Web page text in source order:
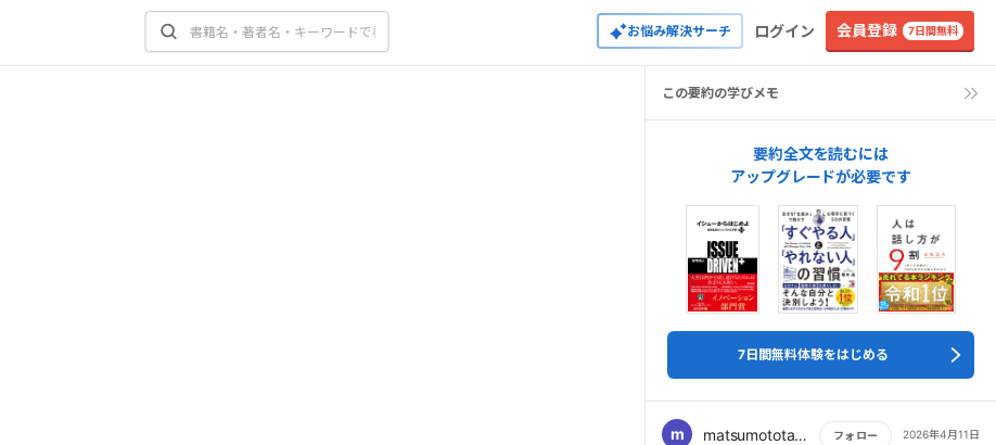
お悩み解決サーチ ログイン 会員登録 7日間無料
この要約の学びメモ
要約全文を読むには
アップグレードが必要です
7日間無料体験をはじめる
m matsumototakuya10_30 フォロー 2026年4月11日